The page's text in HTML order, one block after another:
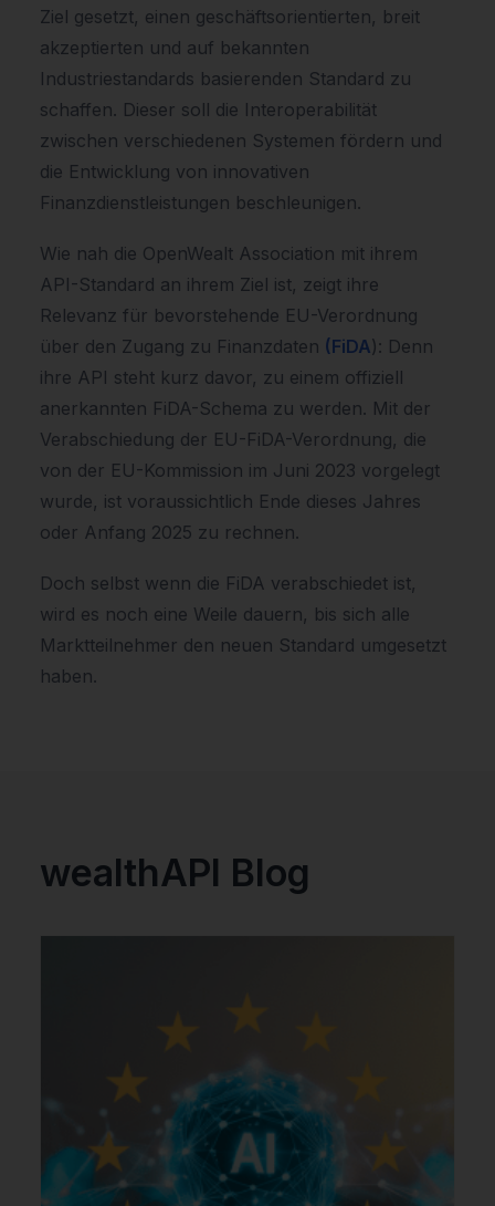
Ziel gesetzt, einen geschäftsorientierten, breit
akzeptierten und auf bekannten
Industriestandards basierenden Standard zu
schaffen. Dieser soll die Interoperabilität
zwischen verschiedenen Systemen fördern und
die Entwicklung von innovativen
Finanzdienstleistungen beschleunigen.
Wie nah die OpenWealt Association mit ihrem
API-Standard an ihrem Ziel ist, zeigt ihre
Relevanz für bevorstehende EU-Verordnung
über den Zugang zu Finanzdaten (FiDA): Denn
ihre API steht kurz davor, zu einem offiziell
anerkannten FiDA-Schema zu werden. Mit der
Verabschiedung der EU-FiDA-Verordnung, die
von der EU-Kommission im Juni 2023 vorgelegt
wurde, ist voraussichtlich Ende dieses Jahres
oder Anfang 2025 zu rechnen.
Doch selbst wenn die FiDA verabschiedet ist,
wird es noch eine Weile dauern, bis sich alle
Marktteilnehmer den neuen Standard umgesetzt
haben.
wealthAPI Blog